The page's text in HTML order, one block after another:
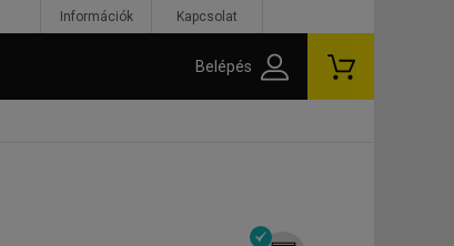
Információk Kapcsolat
Belépés